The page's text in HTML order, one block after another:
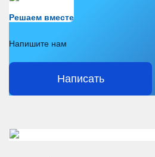
Решаем вместе
Напишите нам
Написать